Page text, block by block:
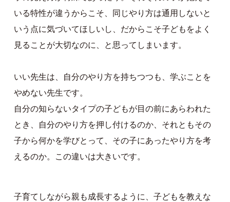
いる特性が違うからこそ、同じやり方は通用しないと
いう点に気づいてほしいし、だからこそ子どもをよく
見ることが大切なのに、と思ってしまいます。
いい先生は、自分のやり方を持ちつつも、学ぶことを
やめない先生です。
自分の知らないタイプの子どもが目の前にあらわれた
とき、自分のやり方を押し付けるのか、それともその
子から何かを学びとって、その子にあったやり方を考
えるのか。この違いは大きいです。
子育てしながら親も成長するように、子どもを教えな